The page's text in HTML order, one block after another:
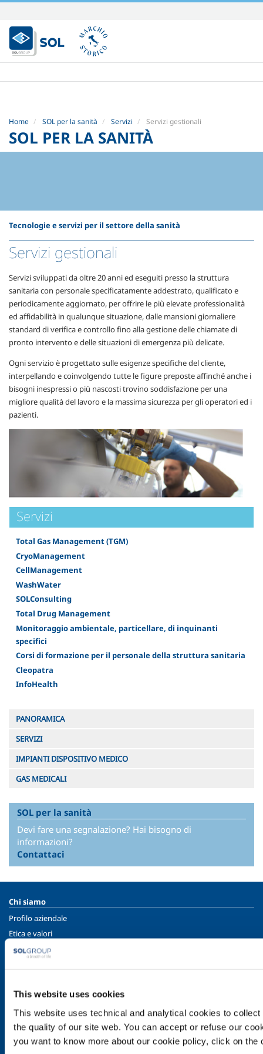
This website uses cookies
This website uses technical and analytical cookies to
the quality of our site web. You can accept or refuse our
you want to know more about our cookie policy, click on
Salta
ai
contenuti.
|
alla
Home SOL per la sanità Servizi Servizi gestionali
SOL PER LA SANITÀ
Tecnologie e servizi per il settore della sanità
Servizi gestionali
Servizi sviluppati da oltre 20 anni ed eseguiti presso la struttura
sanitaria con personale specificatamente addestrato, qualificato e
periodicamente aggiornato, per offrire le più elevate professionalità
ed affidabilità in qualunque situazione, dalle mansioni giornaliere
standard di verifica e controllo fino alla gestione delle chiamate di
pronto intervento e delle situazioni di emergenza più delicate.
Ogni servizio è progettato sulle esigenze specifiche del cliente,
interpellando e coinvolgendo tutte le figure preposte affinché anche i
bisogni inespressi o più nascosti trovino soddisfazione per una
migliore qualità del lavoro e la massima sicurezza per gli operatori ed i
pazienti.
Servizi
Total Gas Management (TGM)
CryoManagement
CellManagement
WashWater
SOLConsulting
Total Drug Management
Monitoraggio ambientale, particellare, di inquinanti
specifici
Corsi di formazione per il personale della struttura sanitaria
Cleopatra
InfoHealth
PANORAMICA
SERVIZI
IMPIANTI DISPOSITIVO MEDICO
GAS MEDICALI
SOL per la sanità
Devi fare una segnalazione? Hai bisogno di
informazioni?
Contattaci
Chi siamo
Profilo aziendale
Etica e valori
Sostenibilità
SOL per l'industria
Metal Fabrication